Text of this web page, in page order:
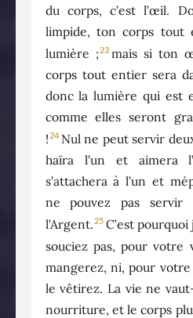
du corps, c’est l’œil.
limpide, ton corps tout
lumière ;23 mais si ton
corps tout entier sera
donc la lumière qui est
comme elles seront
!24 Nul ne peut servir
haïra l’un et aimera
s’attachera à l’un et
ne pouvez pas
l’Argent.25 C’est
souciez pas, pour votre
mangerez, ni, pour
le vêtirez. La vie ne
nourriture, et le corps